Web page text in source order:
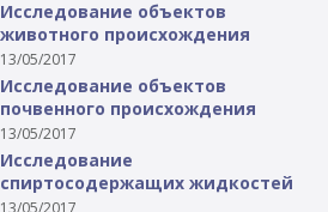
Исследование объектов
животного происхождения
13/05/2017
Исследование объектов
почвенного происхождения
13/05/2017
Исследование
спиртосодержащих жидкостей
13/05/2017